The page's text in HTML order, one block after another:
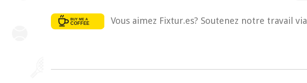
Vous aimez Fixtur.es? Soutenez notre travail via